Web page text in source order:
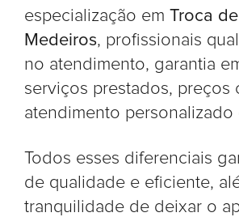
especialização em Troca
Medeiros, profissionais
no atendimento, garantia
serviços prestados, preços
atendimento personalizado
Todos esses diferenciais
de qualidade e eficiente,
tranquilidade de deixar o